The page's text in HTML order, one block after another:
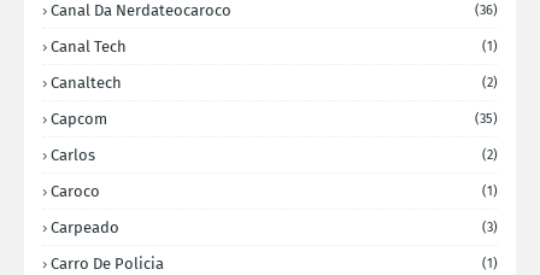
Canal Da Nerdateocaroco (36)
Canal Tech (1)
Canaltech (2)
Capcom (35)
Carlos (2)
Caroco (1)
Carpeado (3)
Carro De Policia (1)